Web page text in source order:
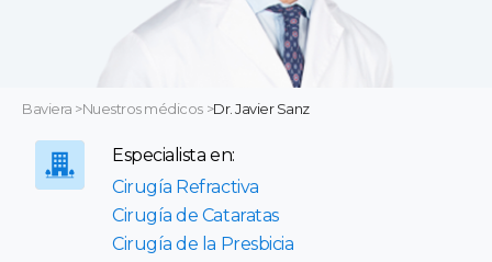
Baviera >Nuestros médicos >Dr. Javier Sanz
Especialista en:
Cirugía Refractiva
Cirugía de Cataratas
Cirugía de la Presbicia